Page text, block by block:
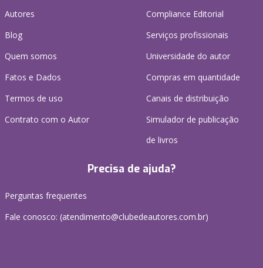
Autores
Blog
Quem somos
Fatos e Dados
Termos de uso
Contrato com o Autor
Compliance Editorial
Serviços profissionais
Universidade do autor
Compras em quantidade
Canais de distribuição
Simulador de publicação
de livros
Precisa de ajuda?
Perguntas frequentes
Fale conosco: (atendimento@clubedeautores.com.br)